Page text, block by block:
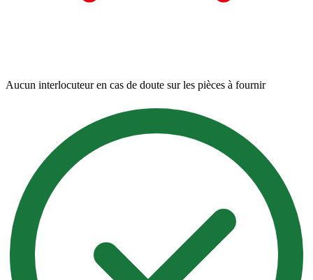
Aucun interlocuteur en cas de doute sur les pièces à fournir